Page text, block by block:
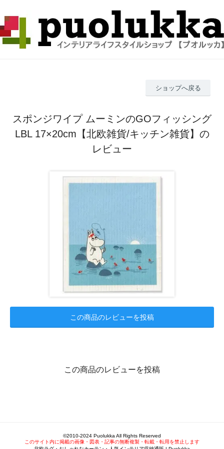
ショップへ戻る
スポンジワイプ ムーミンのGOフィッシング
LBL 17×20cm【北欧雑貨/キッチン雑貨】の
レビュー
この商品のレビューを投稿
この商品のレビューを投稿
©2010-2024 Puolukka All Rights Reserved
このサイト内に掲載の画像・図表・記事の無断複製・転載・転用を禁止します